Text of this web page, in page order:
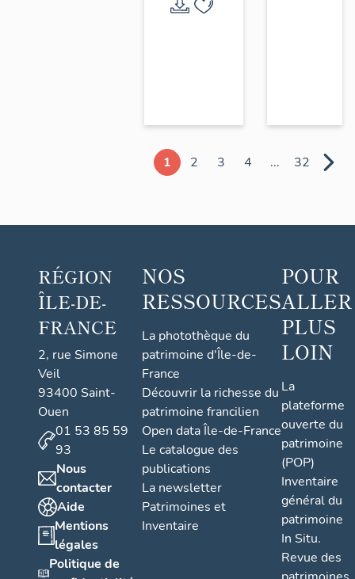
1 2 3 4 ... 32
RÉGION
ÎLE-DE-
FRANCE
2, rue Simone
Veil
93400 Saint-
Ouen
01 53 85 59
93
Nous
contacter
Aide
Mentions
légales
Politique de
NOS
RESSOURCES
La photothèque du
patrimoine d'Île-de-
France
Découvrir la richesse du
patrimoine francilien
Open data Île-de-France
Le catalogue des
publications
La newsletter
Patrimoines et
Inventaire
POUR
ALLER
PLUS
LOIN
La
plateforme
ouverte du
patrimoine
(POP)
Inventaire
général du
patrimoine
In Situ.
Revue des